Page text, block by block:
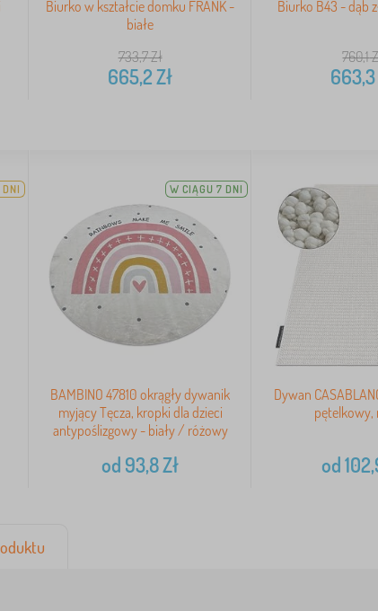
Biurko w kształcie domku FRANK -
białe
733,7Zł
665,2Zł
Biurko B43 - dąb
760,1
663,3
W CIĄGU 7 DNI
BAMBINO 47810 okrągły dywanik
myjący Tęcza, kropki dla dzieci
antypoślizgowy - biały / różowy
od 93,8Zł
Dywan
pętelkowy,
od